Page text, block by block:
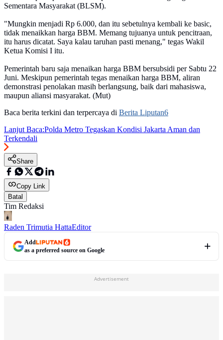
Sementara Masyarakat (BLSM).
"Mungkin menjadi Rp 6.000, dan itu sebetulnya kembali ke basic,
tidak menaikkan harga BBM. Memang tujuanya untuk pencitraan,
itu harus dicatat. Saya kalau taruhan pasti menang," tegas Wakil
Ketua Komisi I itu.
Pemerintah baru saja menaikan harga BBM bersubsidi per Sabtu 22
Juni. Meskipun pemerintah tegas menaikan harga BBM, aliran
demonstrasi penolakan masih berlangsung, baik dari mahasiswa,
maupun aliansi masyarakat. (Mut)
Baca berita terkini dan terpercaya di Berita Liputan6
Lanjut Baca:Polda Metro Tegaskan Kondisi Jakarta Aman dan
Terkendali
Share
Copy Link
Batal
Tim Redaksi
Raden Trimutia HattaEditor
Add
as a preferred source on Google
Advertisement